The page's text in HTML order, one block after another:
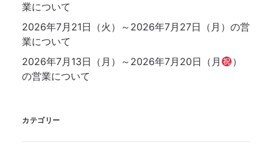
業について
2026年7月21日（火）～2026年7月27日（月）の営
業について
2026年7月13日（月）～2026年7月20日（月
）
の営業について
カテゴリー